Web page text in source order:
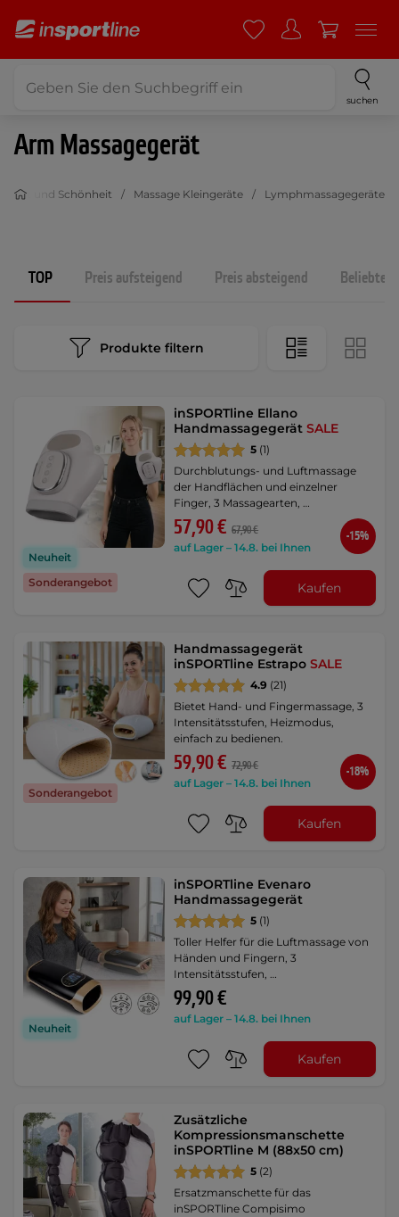
suchen
Arm Massagegerät
und Schönheit Massage Kleingeräte Lymphmassagegeräte
TOP Preis aufsteigend Preis absteigend
Produkte filtern
Neuheit
Sonderangebot
inSPORTline Ellano
HandmassagegerätSALE
5 (1)
Durchblutungs- und Luftmassage
der Handflächen und einzelner
Finger, 3 Massagearten, …
57,90 € 67,90 €
auf Lager – 14.8. bei Ihnen
-15%
Kaufen
Sonderangebot
Handmassagegerät
inSPORTline EstrapoSALE
4.9 (21)
Bietet Hand- und Fingermassage, 3
Intensitätsstufen, Heizmodus,
einfach zu bedienen.
59,90 € 72,90 €
auf Lager – 14.8. bei Ihnen
-18%
Kaufen
Neuheit
inSPORTline Evenaro
Handmassagegerät
5 (1)
Toller Helfer für die Luftmassage von
Händen und Fingern, 3
Intensitätsstufen, …
99,90 €
auf Lager – 14.8. bei Ihnen
Kaufen
Zusätzliche
Kompressionsmanschette
inSPORTline M (88x50 cm)
5 (2)
Ersatzmanschette für das
inSPORTline Compisimo